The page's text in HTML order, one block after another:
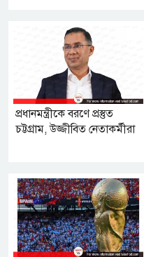
প্রধানমন্ত্রীকে বরণে প্রস্তুত
চট্টগ্রাম, উজ্জীবিত নেতাকর্মীরা